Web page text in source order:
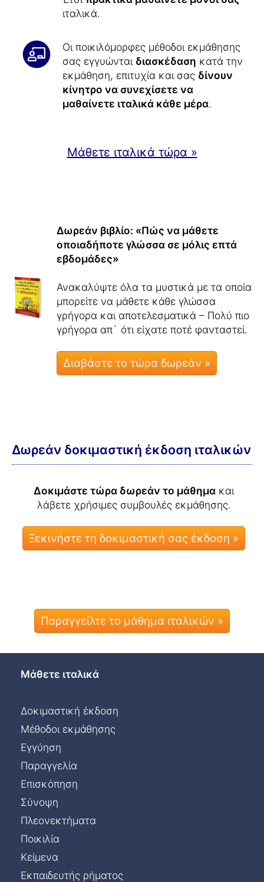
ιταλικά.
Οι ποικιλόμορφες μέθοδοι εκμάθησης
σας εγγυώνται διασκέδαση κατά την
εκμάθηση, επιτυχία και σας δίνουν
κίνητρο να συνεχίσετε να
μαθαίνετε ιταλικά κάθε μέρα.
Μάθετε ιταλικά τώρα »
Δωρεάν βιβλίο: «Πώς να μάθετε
οποιαδήποτε γλώσσα σε μόλις επτά
εβδομάδες»
Ανακαλύψτε όλα τα μυστικά με τα οποία
μπορείτε να μάθετε κάθε γλώσσα
γρήγορα και αποτελεσματικά – Πολύ πιο
γρήγορα απ` ότι είχατε ποτέ φανταστεί.
Διαβάστε το τώρα δωρεάν »
Δωρεάν δοκιμαστική έκδοση ιταλικών
Δοκιμάστε τώρα δωρεάν το μάθημα και
λάβετε χρήσιμες συμβουλές εκμάθησης.
Παραγγείλτε το μάθημα ιταλικών »
Μάθετε ιταλικά
Δοκιμαστική έκδοση
Μέθοδοι εκμάθησης
Εγγύηση
Παραγγελία
Επισκόπηση
Σύνοψη
Πλεονεκτήματα
Ποικιλία
Κείμενα
Εκπαιδευτής ρήματος